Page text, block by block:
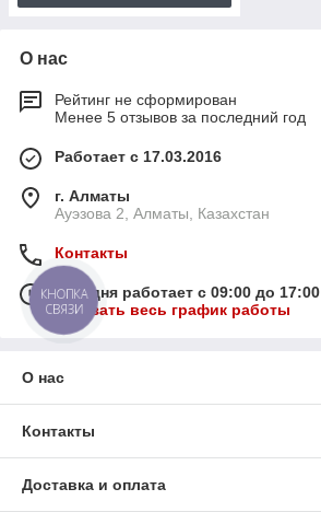
О нас
Рейтинг не сформирован
Менее 5 отзывов за последний год
Работает с 17.03.2016
г. Алматы
Ауэзова 2, Алматы, Казахстан
Контакты
Сегодня работает с 09:00 до 17:00
Показать весь график работы
О нас
Контакты
Доставка и оплата
КНОПКА
СВЯЗИ